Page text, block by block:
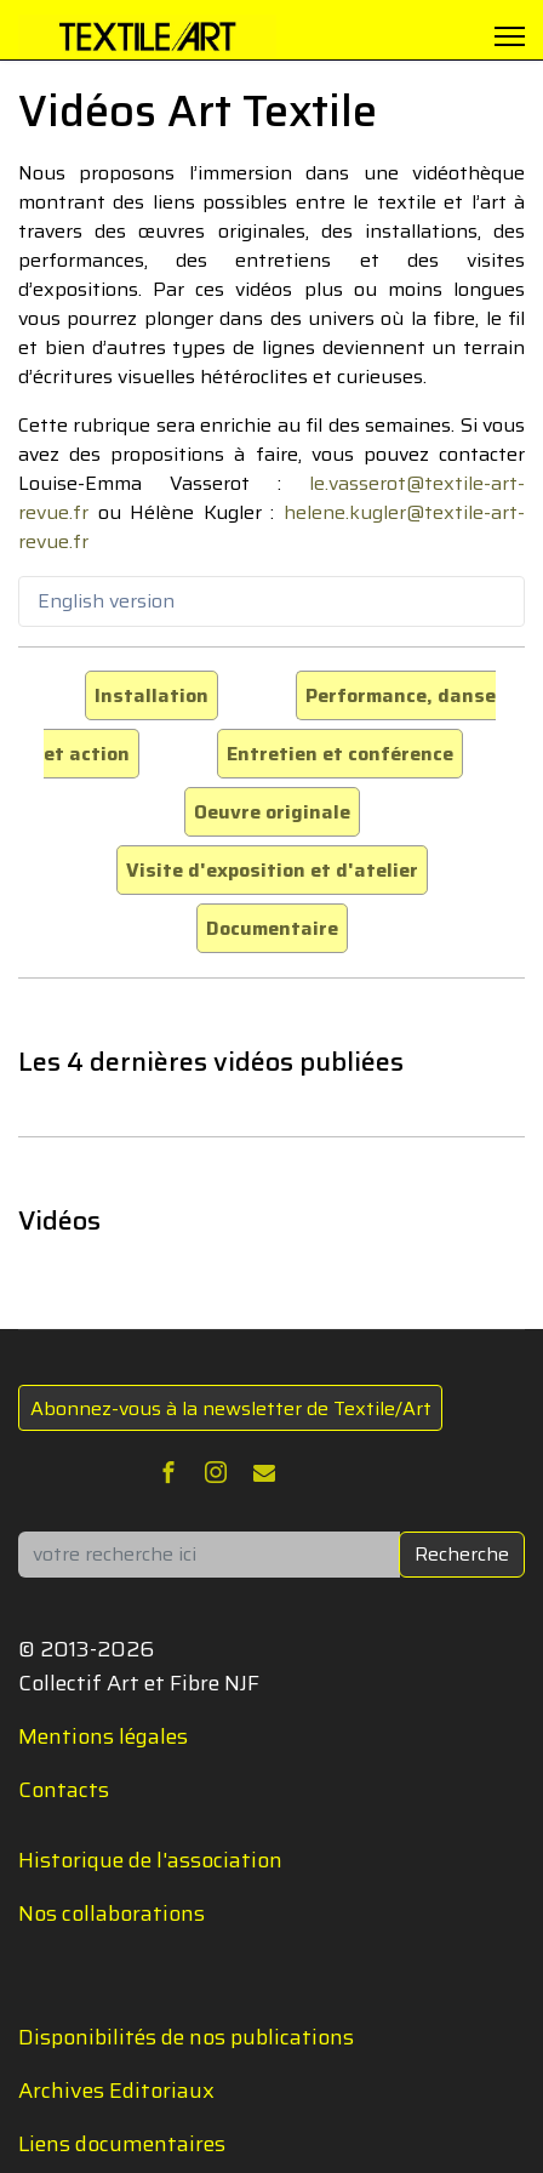
Vidéos Art Textile
Nous proposons l’immersion dans une vidéothèque
montrant des liens possibles entre le textile et l’art à
travers des œuvres originales, des installations, des
performances, des entretiens et des visites
d’expositions. Par ces vidéos plus ou moins longues
vous pourrez plonger dans des univers où la fibre, le fil
et bien d’autres types de lignes deviennent un terrain
d’écritures visuelles hétéroclites et curieuses.
Cette rubrique sera enrichie au fil des semaines. Si vous
avez des propositions à faire, vous pouvez contacter
Louise-Emma Vasserot : le.vasserot@textile-art-
revue.fr ou Hélène Kugler : helene.kugler@textile-art-
revue.fr
English version
Installation
Performance, danse
et action
Entretien et conférence
Oeuvre originale
Visite d'exposition et d'atelier
Documentaire
Les 4 dernières vidéos publiées
Vidéos
Abonnez-vous à la newsletter de Textile/Art
Rechercher Recherche
© 2013-2026
Collectif Art et Fibre NJF
Mentions légales
Contacts
Historique de l'association
Nos collaborations
Disponibilités de nos publications
Archives Editoriaux
Liens documentaires